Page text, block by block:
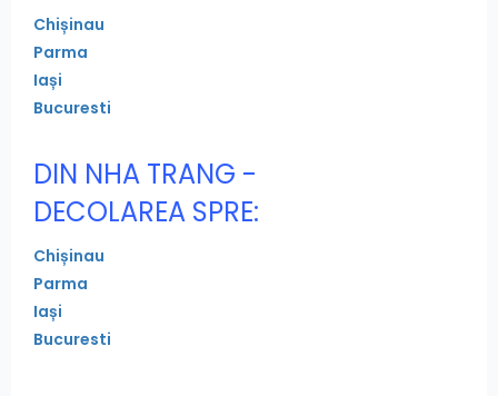
Chișinau
Parma
Iași
Bucuresti
DIN NHA TRANG -
DECOLAREA SPRE:
Chișinau
Parma
Iași
Bucuresti